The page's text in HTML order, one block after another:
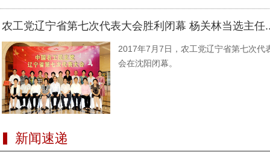
农工党辽宁省第七次代表大会胜利闭幕 杨关林当选主任
2017年7月7日，农工党辽宁省第七次代
会在沈阳闭幕。
新闻速递